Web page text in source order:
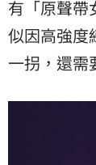
有「原聲帶
似因高強度
一拐，還需